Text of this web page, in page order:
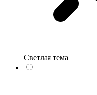
Светлая тема